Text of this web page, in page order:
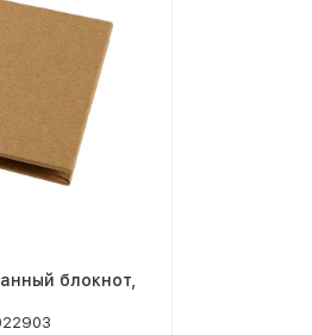
блокнот,